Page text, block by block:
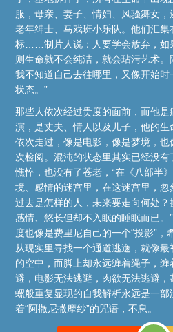
服，母亲、妻子、情妇、风骚舞女，
老年绅士、马戏班小乐队。他们汇集
标……制片人说：人要学会放弃，如
则生命就不会纯洁，就会玷污艺术
我不知道自己去往哪里，又像开始
状态。”
那些人依次经过贵度的面前，而他
演，是丈夫、情人以及儿子，他的生
依次走过，像是电影，像是梦境，
次检阅。混沌的状态里其实已经没
憔悴，也没有了苍老，“在《八部半
境、感情的迷宫里，在这迷宫里，忽
过去是怎样的人，未来要走向何处
感情、悠长但却不入眠的睡眠而已
度也像是费里尼自己的一个“投影”
从现实里寻找一个通道逃逸，就像
的空中，而脚上却永远缠着绳子，
避，电影无法逃避，肉欲无法逃避
螺般重复显现的自我解析永远是一部
着“阿撒尼撒摩纱”的咒语，不息。